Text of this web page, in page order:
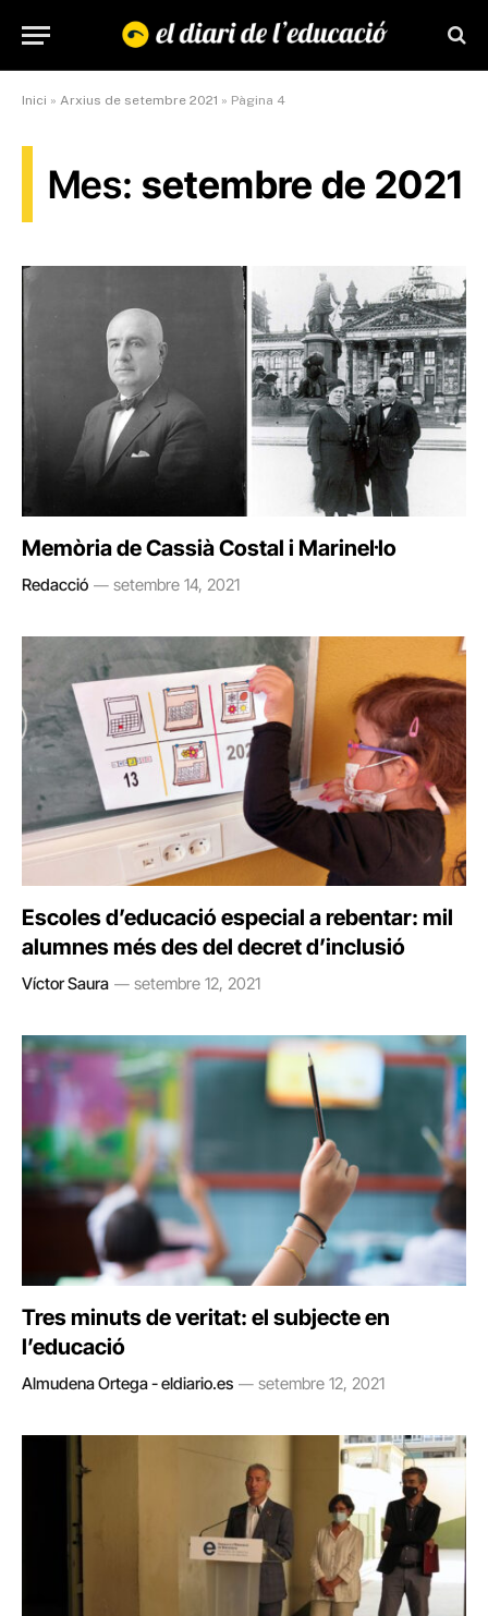
Inici » Arxius de setembre 2021 » Pàgina 4
Mes: setembre de 2021
Memòria de Cassià Costal i Marinel·lo
Redacció setembre 14, 2021
Escoles d’educació especial a rebentar: mil
alumnes més des del decret d’inclusió
Víctor Saura setembre 12, 2021
Tres minuts de veritat: el subjecte en
l’educació
Almudena Ortega - eldiario.es setembre 12, 2021